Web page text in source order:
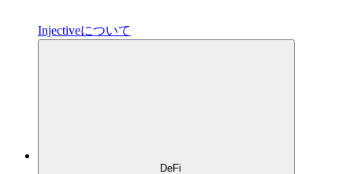
Injectiveについて
DeFi